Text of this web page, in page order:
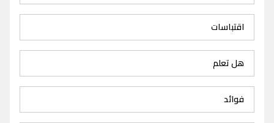
اقتباسات
هل تعلم
فوائد